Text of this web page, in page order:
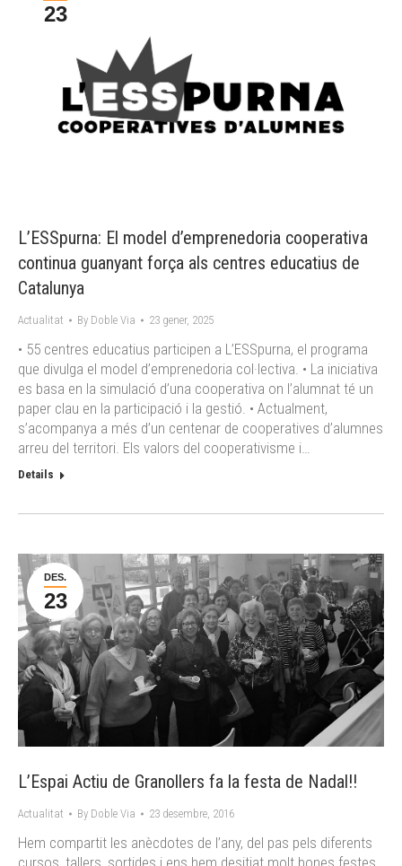
23
L’ESSpurna: El model d’emprenedoria cooperativa
continua guanyant força als centres educatius de
Catalunya
Actualitat By Doble Via 23 gener, 2025
• 55 centres educatius participen a L’ESSpurna, el programa
que divulga el model d’emprenedoria col·lectiva. • La iniciativa
es basa en la simulació d’una cooperativa on l’alumnat té un
paper clau en la participació i la gestió. • Actualment,
s’acompanya a més d’un centenar de cooperatives d’alumnes
arreu del territori. Els valors del cooperativisme i…
Details
DES.
23
L’Espai Actiu de Granollers fa la festa de Nadal!!
Actualitat By Doble Via 23 desembre, 2016
Hem compartit les anècdotes de l’any, del pas pels diferents